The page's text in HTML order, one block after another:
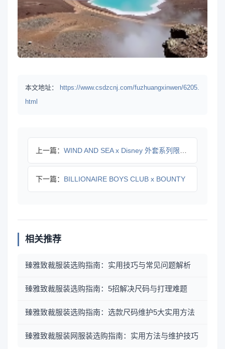
本文地址：
https://www.csdzcnj.com/fuzhuangxinwen/6205.
html
上一篇： WIND AND SEA x Disney 外套系列限量发布
下一篇： BILLIONAIRE BOYS CLUB x BOUNTY
相关推荐
臻雅致裁服装选购指南：实用技巧与常见问题解析
臻雅致裁服装选购指南：5招解决尺码与打理难题
臻雅致裁服装选购指南：选款尺码维护5大实用方法
臻雅致裁服装网服装选购指南：实用方法与维护技巧